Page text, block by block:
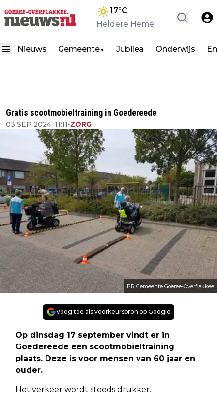
17°C
Heldere Hemel
Nieuws Gemeente▼ Jubilea Onderwijs
Gratis scootmobieltraining in Goedereede
03 SEP 2024, 11:11•ZORG
PR Gemeente Goeree-Overflakkee
Voeg toe als voorkeursbron op Google
Op dinsdag 17 september vindt er in
Goedereede een scootmobieltraining
plaats. Deze is voor mensen van 60 jaar en
ouder.
Het verkeer wordt steeds drukker.